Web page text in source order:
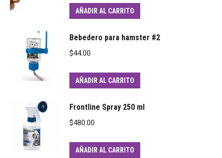
AÑADIR AL CARRITO
Bebedero para hamster #2
$44.00
AÑADIR AL CARRITO
Frontline Spray 250 ml
$480.00
AÑADIR AL CARRITO